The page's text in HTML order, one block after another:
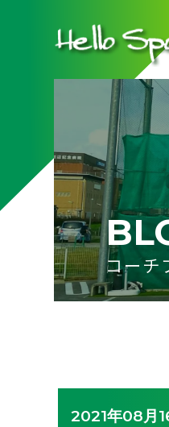
コーチ
2021年08月